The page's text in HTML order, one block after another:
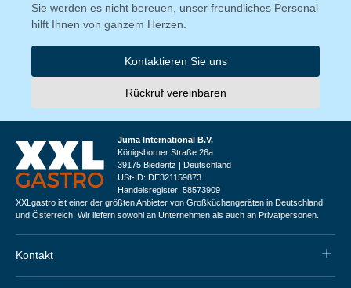
Sie werden es nicht bereuen, unser freundliches Personal
hilft Ihnen von ganzem Herzen.
Kontaktieren Sie uns
Rückruf vereinbaren
Juma International B.V.
Königsborner Straße 26a
39175 Biederitz | Deutschland
USt-ID: DE321159873
Handelsregister: 58573909
XXLgastro ist einer der größten Anbieter von Großküchengeräten in Deutschland
und Österreich. Wir liefern sowohl an Unternehmen als auch an Privatpersonen.
Kontakt